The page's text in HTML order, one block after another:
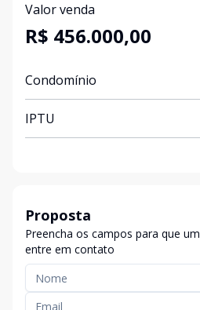
Valor venda
R$ 456.000,00
Condomínio
IPTU
Proposta
Preencha os campos para que
entre em contato